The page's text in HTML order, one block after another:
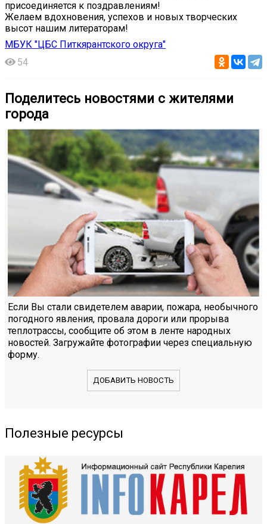
присоединяется к поздравлениям!
Желаем вдохновения, успехов и новых творческих
высот нашим литераторам!
МБУК "ЦБС Питкярантского округа"
54
Поделитесь новостями с жителями
города
Если Вы стали свидетелем аварии, пожара, необычного
погодного явления, провала дороги или прорыва
теплотрассы, сообщите об этом в ленте народных
новостей. Загружайте фотографии через специальную
форму.
ДОБАВИТЬ НОВОСТЬ
Полезные ресурсы